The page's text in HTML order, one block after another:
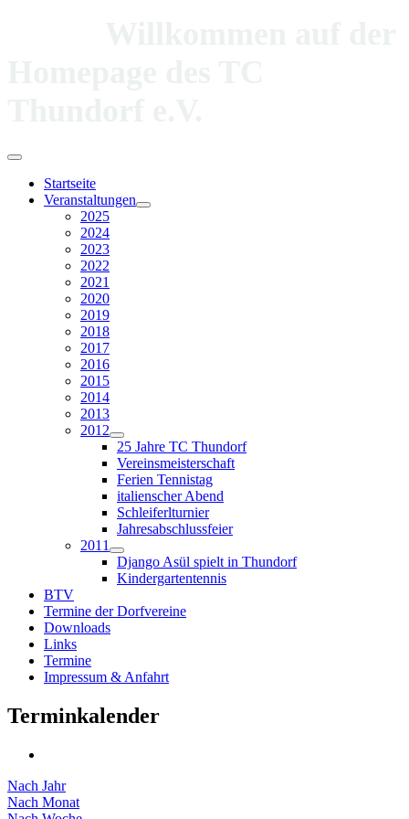
Startseite
Veranstaltungen
2025
2024
2023
2022
2021
2020
2019
2018
2017
2016
2015
2014
2013
2012
25 Jahre TC Thundorf
Vereinsmeisterschaft
Ferien Tennistag
italienscher Abend
Schleiferlturnier
Jahresabschlussfeier
2011
Django Asül spielt in Thundorf
Kindergartentennis
BTV
Termine der Dorfvereine
Downloads
Links
Termine
Impressum & Anfahrt
Terminkalender
Nach Jahr
Nach Monat